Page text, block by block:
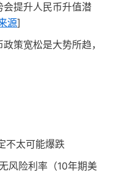
提升人民币升值潜
源]
策宽松是大势所趋，
不太可能爆跌
风险利率（10年期美